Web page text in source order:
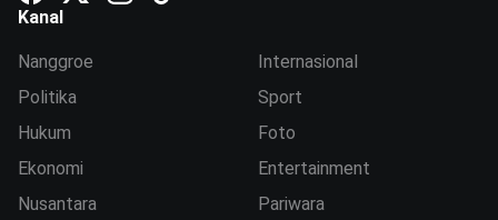
Kanal
Nanggroe
Politika
Hukum
Ekonomi
Nusantara
Internasional
Sport
Foto
Entertainment
Pariwara